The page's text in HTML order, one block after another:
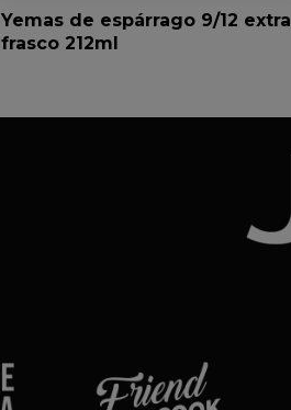
Yemas de espárrago 9/12 extra
frasco 212ml